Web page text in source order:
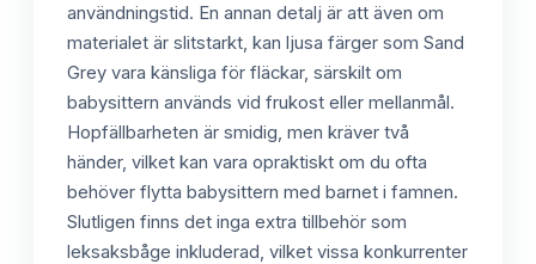
användningstid. En annan detalj är att även om
materialet är slitstarkt, kan ljusa färger som Sand
Grey vara känsliga för fläckar, särskilt om
babysittern används vid frukost eller mellanmål.
Hopfällbarheten är smidig, men kräver två
händer, vilket kan vara opraktiskt om du ofta
behöver flytta babysittern med barnet i famnen.
Slutligen finns det inga extra tillbehör som
leksaksbåge inkluderad, vilket vissa konkurrenter